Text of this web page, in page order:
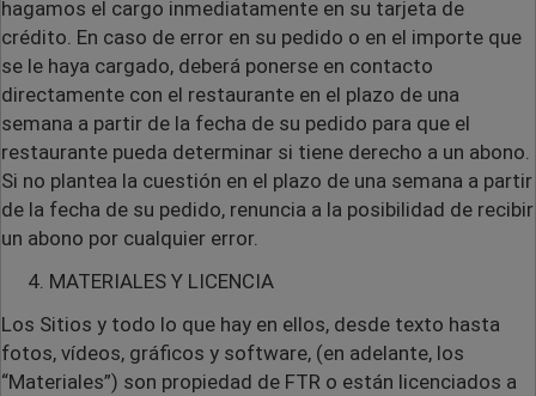
hagamos el cargo inmediatamente en su tarjeta de
crédito. En caso de error en su pedido o en el importe que
se le haya cargado, deberá ponerse en contacto
directamente con el restaurante en el plazo de una
semana a partir de la fecha de su pedido para que el
restaurante pueda determinar si tiene derecho a un abono.
Si no plantea la cuestión en el plazo de una semana a partir
de la fecha de su pedido, renuncia a la posibilidad de recibir
un abono por cualquier error.
MATERIALES Y LICENCIA
Los Sitios y todo lo que hay en ellos, desde texto hasta
fotos, vídeos, gráficos y software, (en adelante, los
“Materiales”) son propiedad de FTR o están licenciados a